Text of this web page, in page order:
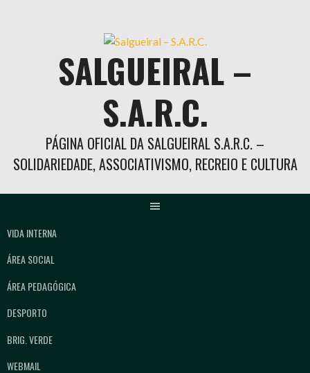
SALGUEIRAL –
S.A.R.C.
PÁGINA OFICIAL DA SALGUEIRAL S.A.R.C. –
SOLIDARIEDADE, ASSOCIATIVISMO, RECREIO E CULTURA
VIDA INTERNA
ÁREA SOCIAL
ÁREA PEDAGÓGICA
DESPORTO
BRIG. VERDE
WEBMAIL